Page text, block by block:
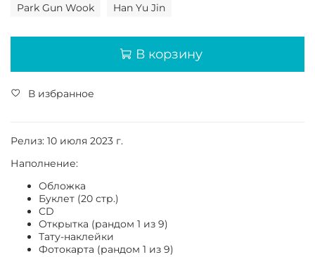
Park Gun Wook Han Yu Jin
В корзину
В избранное
Релиз: 10 июля 2023 г.
Наполнение:
Обложка
Буклет (20 стр.)
CD
Открытка (рандом 1 из 9)
Тату-наклейки
Фотокарта (рандом 1 из 9)